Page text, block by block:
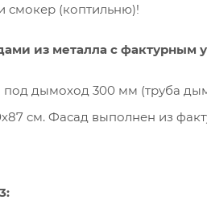
смокер (коптильню)!
из металла с фактурным
дымоход 300 мм (труба
см. Фасад выполнен из